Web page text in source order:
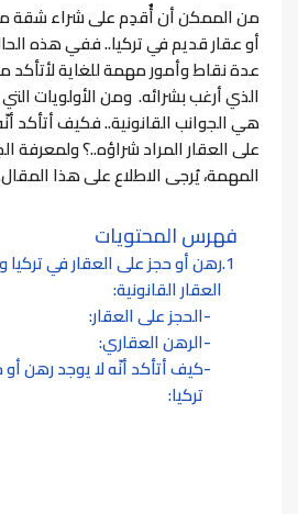
من الممكن أن أٌقدِم على شراء شقة
أو عقار قديم في تركيا..ففي هذه
عدة نقاط وأمور مهمة للغاية لأتأكد
الذي أرغب بشرائه. ومن الأولويات
هي الجوانب القانونية.. فكيف أتأكد
على العقار المراد شراؤه..؟ولمعرفة
المهمة، يُرجى الاطلاع على هذا
فهرس المحتويات
رهن أو حجز على العقار في
العقار القانونية:
الحجز على العقار:
الرهن العقاري:
كيف أتأكد أنّه لا يوجد رهن
تركيا: